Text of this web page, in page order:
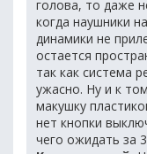
голова, то даже
когда наушники
динамики не
остается
так как система
ужасно. Ну и к
макушку
нет кнопки
чего ожидать за